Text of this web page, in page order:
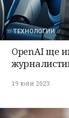
ТЕХНОЛОГИИ
OpenAI ще
19 юли 2023